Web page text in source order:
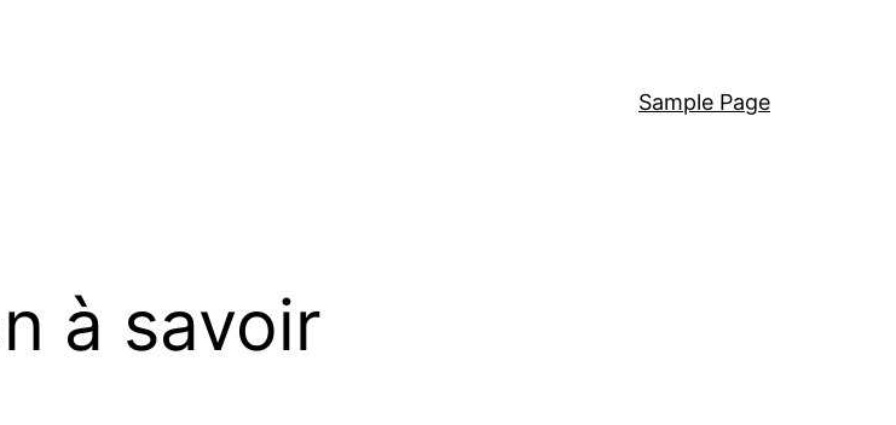
Sample Page
à savoir